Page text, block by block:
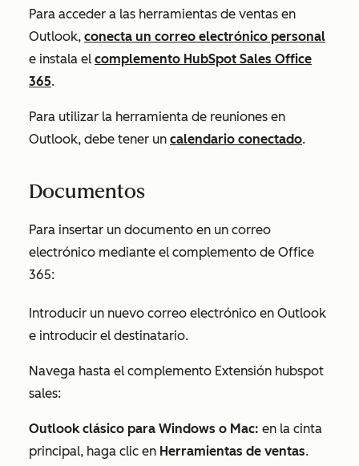
Para acceder a las herramientas de ventas en
Outlook, conecta un correo electrónico personal
e instala el complemento HubSpot Sales Office
365.
Para utilizar la herramienta de reuniones en
Outlook, debe tener un calendario conectado.
Documentos
Para insertar un documento en un correo
electrónico mediante el complemento de Office
365:
Introducir un nuevo correo electrónico en Outlook
e introducir el destinatario.
Navega hasta el complemento Extensión hubspot
sales:
Outlook clásico para Windows o Mac: en la cinta
principal, haga clic en Herramientas de ventas.